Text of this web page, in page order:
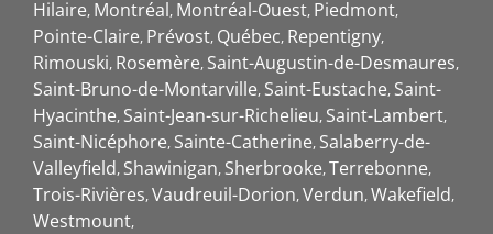
Hilaire Montréal Montréal-Ouest Piedmont
Pointe-Claire Prévost Québec Repentigny
Rimouski Rosemère Saint-Augustin-de-Desmaures
Saint-Bruno-de-Montarville Saint-Eustache Saint-
Hyacinthe Saint-Jean-sur-Richelieu Saint-Lambert
Saint-Nicéphore Sainte-Catherine Salaberry-de-
Valleyfield Shawinigan Sherbrooke Terrebonne
Trois-Rivières Vaudreuil-Dorion Verdun Wakefield
Westmount